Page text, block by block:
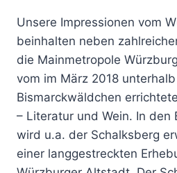
Unsere Impressionen vom
beinhalten neben
die Mainmetropole
vom im März 2018
Bismarckwäldchen
– Literatur und Wein. In den
wird u.a. der Schalksberg
einer langgestreckten